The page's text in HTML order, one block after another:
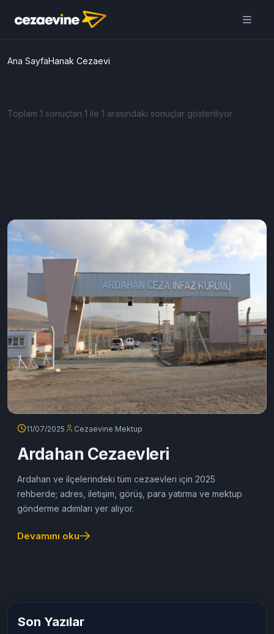
Ana SayfaHanak Cezaevi
Toplam 1 sonuçtan 1 ile 1 arasındaki sonuçlar gösteriliyor
11/07/2025 Cezaevine Mektup
Ardahan Cezaevleri
Ardahan ve ilçelerindeki tüm cezaevleri için 2025
rehberde; adres, iletişim, görüş, para yatırma ve mektup
gönderme adımları yer alıyor.
Devamını oku
Son Yazılar